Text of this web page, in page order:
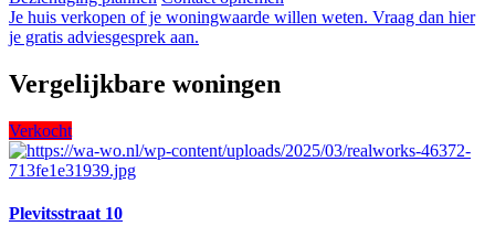
Je huis verkopen of je woningwaarde willen weten. Vraag dan hier
je gratis adviesgesprek aan.
Vergelijkbare woningen
Verkocht
Plevitsstraat 10